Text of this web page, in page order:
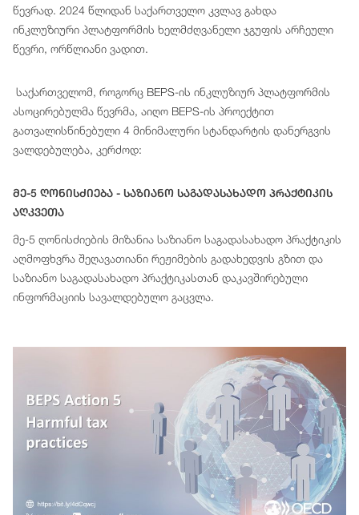
წევრად. 2024 წლიდან საქართველო კვლავ გახდა
ინკლუზიური პლატფორმის ხელმძღვანელი ჯგუფის არჩეული
წევრი, ორწლიანი ვადით.
საქართველომ, როგორც BEPS-ის ინკლუზიურ პლატფორმის
ასოცირებულმა წევრმა, აიღო BEPS-ის პროექტით
გათვალისწინებული 4 მინიმალური სტანდარტის დანერგვის
ვალდებულება, კერძოდ:
Მე-5 Ღონისძიება - Საზიანო Საგადასახადო Პრაქტიკის
Აღკვეთა
მე-5 ღონისძიების მიზანია საზიანო საგადასახადო პრაქტიკის
აღმოფხვრა შეღავათიანი რეჟიმების გადახედვის გზით და
საზიანო საგადასახადო პრაქტიკასთან დაკავშირებული
ინფორმაციის სავალდებულო გაცვლა.